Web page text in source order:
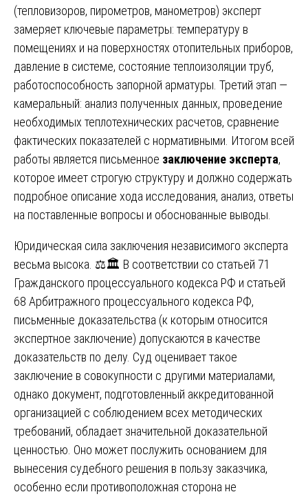
(тепловизоров, пирометров, манометров) эксперт
замеряет ключевые параметры: температуру в
помещениях и на поверхностях отопительных приборов,
давление в системе, состояние теплоизоляции труб,
работоспособность запорной арматуры. Третий этап —
камеральный: анализ полученных данных, проведение
необходимых теплотехнических расчетов, сравнение
фактических показателей с нормативными. Итогом всей
работы является письменное заключение эксперта,
которое имеет строгую структуру и должно содержать
подробное описание хода исследования, анализ, ответы
на поставленные вопросы и обоснованные выводы.
Юридическая сила заключения независимого эксперта
весьма высока. ⚖️🏛️ В соответствии со статьей 71
Гражданского процессуального кодекса РФ и статьей
68 Арбитражного процессуального кодекса РФ,
письменные доказательства (к которым относится
экспертное заключение) допускаются в качестве
доказательств по делу. Суд оценивает такое
заключение в совокупности с другими материалами,
однако документ, подготовленный аккредитованной
организацией с соблюдением всех методических
требований, обладает значительной доказательной
ценностью. Оно может послужить основанием для
вынесения судебного решения в пользу заказчика,
особенно если противоположная сторона не